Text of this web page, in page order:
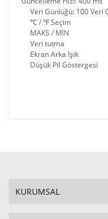
Veri Günlüğü: 100 Veri
℃ / ℉ Seçim
MAKS / MİN
Veri tutma
Ekran Arka Işık
Düşük Pil Göstergesi
KURUMSAL